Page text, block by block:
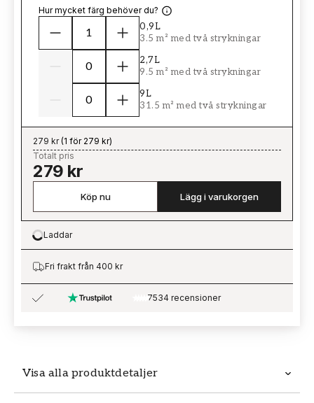
Visa alla produktdetaljer
Hur mycket färg behöver du?
0,9L
3.5 m² med två strykningar
2,7L
9.5 m² med två strykningar
9L
31.5 m² med två strykningar
279 kr(1 för 279 kr)
Totalt pris
279 kr
Köp nu Lägg i varukorgen
Loading…
Laddar
Fri frakt från 400 kr
7534 recensioner